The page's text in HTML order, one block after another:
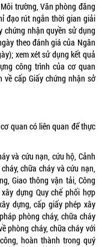
trường, Văn phòng đăng
đạo rút ngắn thời gian giải
chứng nhận quyền sử dụng
theo đánh giá của Ngân
xem xét sử dụng kết quả
công trình của cơ quan
cấp Giấy chứng nhận sở
quan có liên quan để thực
và cứu nạn, cứu hộ, Cảnh
chữa cháy và cứu nạn,
Giao thông vận tải, Công
dựng Quy chế phối hợp
dựng, cấp giấy phép xây
phòng cháy, chữa cháy
phòng cháy, chữa cháy với
hoàn thành trong quý